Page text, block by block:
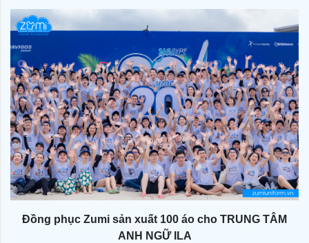
Đồng phục Zumi sản xuất 100 áo cho TRUNG TÂM
ANH NGỮ ILA